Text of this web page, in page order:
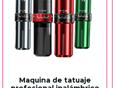
Maquina de tatuaje